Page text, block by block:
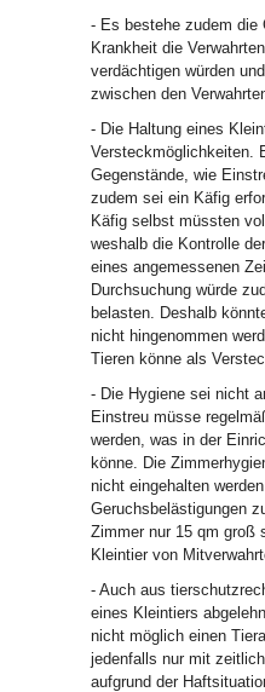
- Es bestehe zudem die
Krankheit die
verdächtigen würden
zwischen den
- Die Haltung eines
Versteckmöglichkeiten.
Gegenstände, wie
zudem sei ein Käfig
Käfig selbst müssten
weshalb die Kontrolle
eines angemessenen
Durchsuchung würde
belasten. Deshalb
nicht hingenommen
Tieren könne als
- Die Hygiene sei nicht
Einstreu müsse
werden, was in der
könne. Die
nicht eingehalten
Geruchsbelästigungen
Zimmer nur 15 qm groß
Kleintier von
- Auch aus
eines Kleintiers
nicht möglich einen
jedenfalls nur mit
aufgrund der